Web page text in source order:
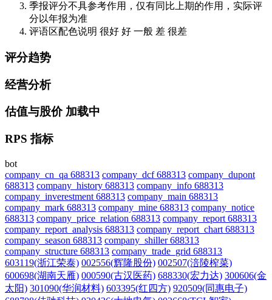
季报评分不具参考作用，仅有同比上期的作用，实际评
分以年报为准
评语区配色说明 很好 好 一般 差 很差
评分趋势
经营分析
估值与股价 加载中
RPS 指标
bot
company_cn_qa 688313 company_dcf 688313 company_dupont
688313 company_history 688313 company_info 688313
company_inverestment 688313 company_main 688313
company_mark 688313 company_mine 688313 company_notice
688313 company_price_relation 688313 company_report 688313
company_report_analysis 688313 company_report_chart 688313
company_season 688313 company_shiller 688313
company_structure 688313 company_trade_grid 688313
603119(浙江荣泰) 002556(辉隆股份) 002507(涪陵榨菜)
600698(湖南天雁) 000590(古汉医药) 688330(宏力达) 300606(金
太阳) 301090(华润材料) 603395(红四方) 920509(同惠电子)